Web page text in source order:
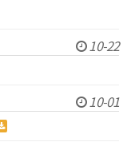
10-22
10-01